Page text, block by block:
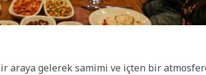
araya gelerek samimi ve içten bir